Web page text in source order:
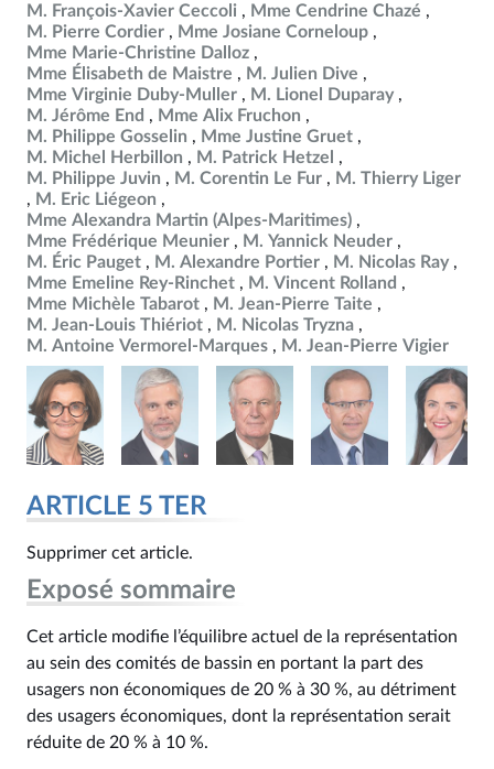
M. François-Xavier Ceccoli
Mme Cendrine Chazé
M. Pierre Cordier
Mme Josiane Corneloup
Mme Marie-Christine Dalloz
Mme Élisabeth de Maistre
M. Julien Dive
Mme Virginie Duby-Muller
M. Lionel Duparay
M. Jérôme End
Mme Alix Fruchon
M. Philippe Gosselin
Mme Justine Gruet
M. Michel Herbillon
M. Patrick Hetzel
M. Philippe Juvin
M. Corentin Le Fur
M. Thierry Liger
M. Eric Liégeon
Mme Alexandra Martin (Alpes-Maritimes)
Mme Frédérique Meunier
M. Yannick Neuder
M. Éric Pauget
M. Alexandre Portier
M. Nicolas Ray
Mme Emeline Rey-Rinchet
M. Vincent Rolland
Mme Michèle Tabarot
M. Jean-Pierre Taite
M. Jean-Louis Thiériot
M. Nicolas Tryzna
M. Antoine Vermorel-Marques
M. Jean-Pierre Vigier
ARTICLE 5 TER
Supprimer cet article.
Exposé sommaire
Cet article modifie l’équilibre actuel de la représentation
au sein des comités de bassin en portant la part des
usagers non économiques de 20 % à 30 %, au détriment
des usagers économiques, dont la représentation serait
réduite de 20 % à 10 %.